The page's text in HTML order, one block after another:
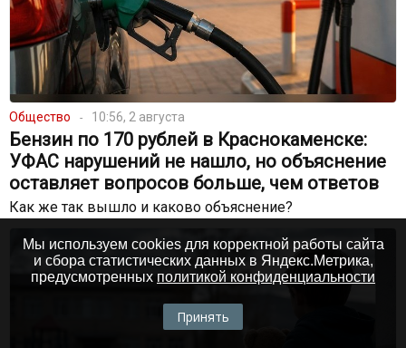
Общество 10:56, 2 августа
Бензин по 170 рублей в Краснокаменске:
УФАС нарушений не нашло, но объяснение
оставляет вопросов больше, чем ответов
Как же так вышло и каково объяснение?
Мы используем cookies для корректной работы сайта
и сбора статистических данных в Яндекс.Метрика,
предусмотренных политикой конфиденциальности
Принять